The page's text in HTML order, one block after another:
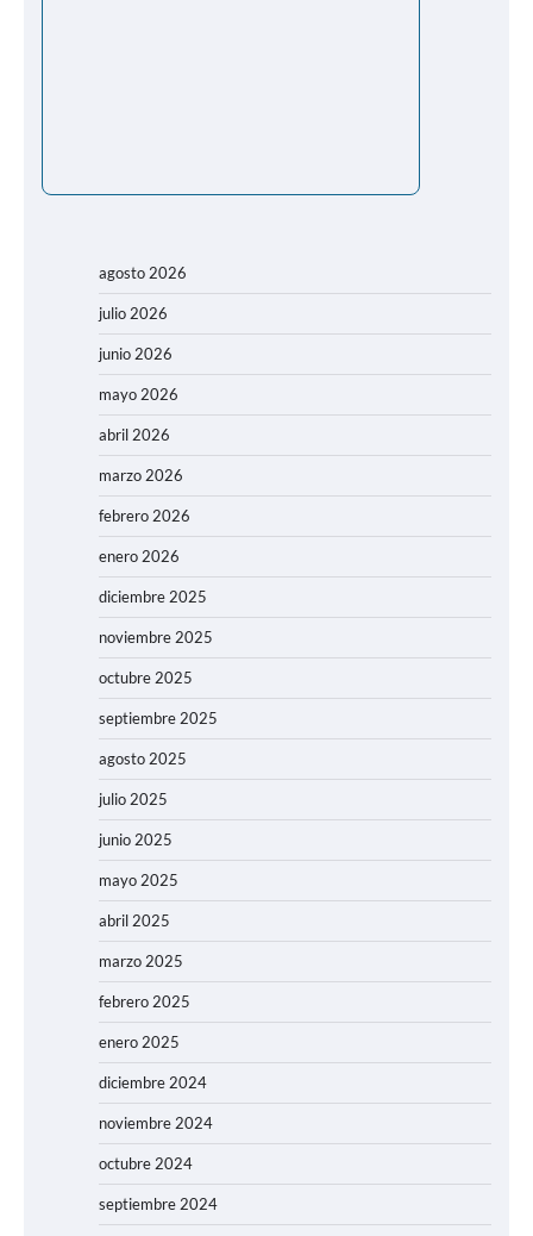
agosto 2026
julio 2026
junio 2026
mayo 2026
abril 2026
marzo 2026
febrero 2026
enero 2026
diciembre 2025
noviembre 2025
octubre 2025
septiembre 2025
agosto 2025
julio 2025
junio 2025
mayo 2025
abril 2025
marzo 2025
febrero 2025
enero 2025
diciembre 2024
noviembre 2024
octubre 2024
septiembre 2024